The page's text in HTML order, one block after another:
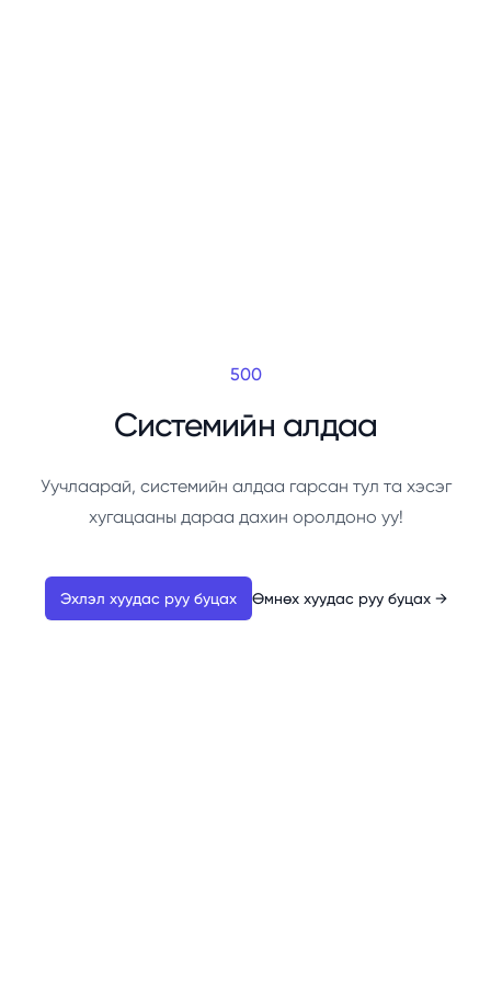
500
Системийн алдаа
Уучлаарай, системийн алдаа гарсан тул та хэсэг
хугацааны дараа дахин оролдоно уу!
Эхлэл хуудас руу буцах Өмнөх хуудас руу буцах →